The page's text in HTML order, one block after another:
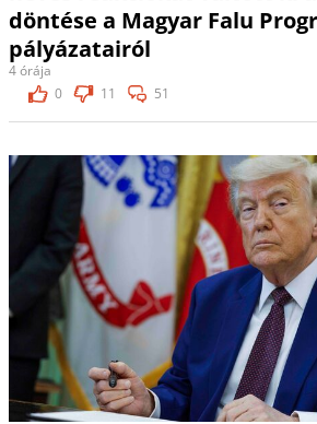
döntése a Magyar Falu
pályázatairól
4 órája
0
11 51